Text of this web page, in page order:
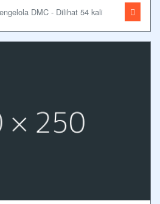
DMC - Dilihat 54 kali